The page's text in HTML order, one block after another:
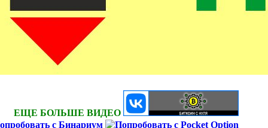
ЕЩЕ БОЛЬШЕ ВИДЕО